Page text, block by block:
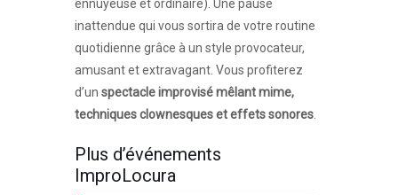
ennuyeuse et ordinaire). Une pause
inattendue qui vous sortira de votre routine
quotidienne grâce à un style provocateur,
amusant et extravagant. Vous profiterez
d’un spectacle improvisé mêlant mime,
techniques clownesques et effets sonores.
Plus d’événements
ImproLocura